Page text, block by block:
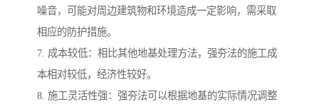
噪音，可能对周边建筑物和环境造成一定影响，需采取
相应的防护措施。
7. 成本较低：相比其他地基处理方法，强夯法的施工成
本相对较低，经济性较好。
8. 施工灵活性强：强夯法可以根据地基的实际情况调整